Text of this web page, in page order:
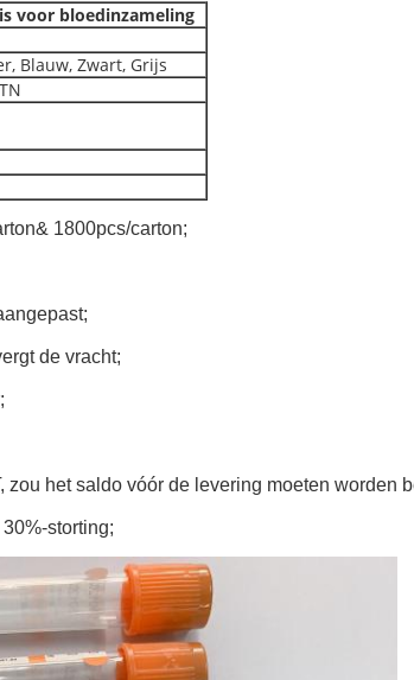
voor bloedinzameling
Blauw, Zwart, Grijs
1800pcs/carton;
de vracht;
het saldo vóór de levering moeten worden
storting;